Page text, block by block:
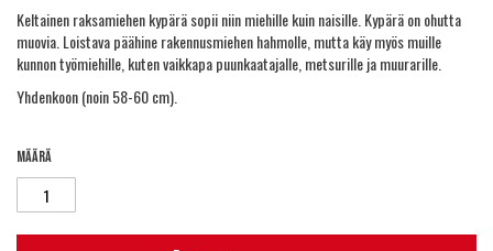
Keltainen raksamiehen kypärä sopii niin miehille kuin naisille. Kypärä on ohutta
muovia. Loistava päähine rakennusmiehen hahmolle, mutta käy myös muille
kunnon työmiehille, kuten vaikkapa puunkaatajalle, metsurille ja muurarille.
Yhdenkoon (noin 58-60 cm).
Määrä